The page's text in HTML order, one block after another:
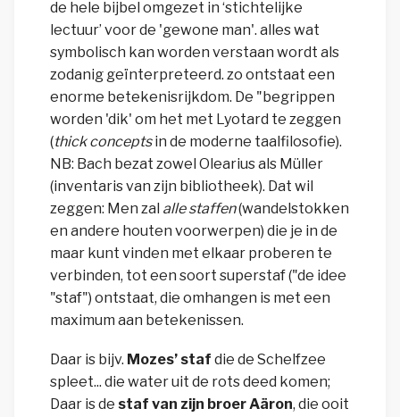
de hele bijbel omgezet in ‘stichtelijke
lectuur’ voor de 'gewone man'. alles wat
symbolisch kan worden verstaan wordt als
zodanig geïnterpreteerd. zo ontstaat een
enorme betekenisrijkdom. De "begrippen
worden 'dik' om het met Lyotard te zeggen
(thick conceptsin de moderne taalfilosofie).
NB: Bach bezat zowel Olearius als Müller
(inventaris van zijn bibliotheek). Dat wil
zeggen: Men zal alle staffen(wandelstokken
en andere houten voorwerpen) die je in de
maar kunt vinden met elkaar proberen te
verbinden, tot een soort superstaf ("de idee
"staf") ontstaat, die omhangen is met een
maximum aan betekenissen.
Daar is bijv. Mozes’ staf die de Schelfzee
spleet... die water uit de rots deed komen;
Daar is de staf van zijn broer Aäron, die ooit